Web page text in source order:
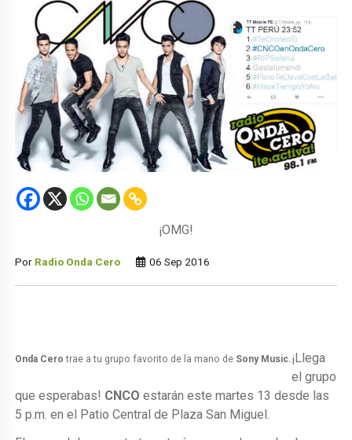
¡OMG!
Por Radio Onda Cero 06 Sep 2016
Onda Cero trae a tu grupo favorito de la mano de Sony Music. ¡Llega
el grupo
que esperabas! CNCO estarán este martes 13 desde las
5 p.m. en el Patio Central de Plaza San Miguel.